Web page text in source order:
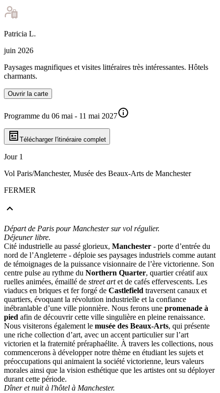
Patricia L.
juin 2026
Paysages magnifiques et visites littéraires très intéressantes. Hôtels
charmants.
Ouvrir la carte
Programme du 06 mai - 11 mai 2027
Télécharger l'itinéraire complet
Jour 1
Vol Paris/Manchester, Musée des Beaux-Arts de Manchester
FERMER
Départ de Paris pour Manchester sur vol régulier.
Déjeuner libre.
Cité industrielle au passé glorieux, Manchester - porte d’entrée du
nord de l’Angleterre - déploie ses paysages industriels comme autant
de témoignages de la puissance visionnaire de l’ère victorienne. Son
centre pulse au rythme du Northern Quarter, quartier créatif aux
ruelles animées, émaillé de street artet de cafés effervescents. Les
viaducs en briques et fer forgé de Castlefield traversent canaux et
quartiers, évoquant la révolution industrielle et la confiance
inébranlable d’une ville pionnière. Nous ferons une promenade à
pied afin de découvrir cette ville singulière en pleine renaissance.
Nous visiterons également le musée des Beaux-Arts, qui présente
une riche collection d’art, avec un accent particulier sur l’art
victorien et la fraternité préraphaélite. À travers les collections, nous
commencerons à développer notre thème en étudiant les sujets et
préoccupations qui animaient la société victorienne, leurs valeurs
morales ainsi que la vision esthétique que les artistes ont su déployer
durant cette période.
Dîner et nuit à l'hôtel à Manchester.